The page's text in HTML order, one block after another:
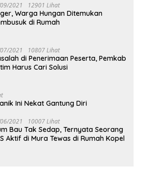
2021 12901 Lihat
Warga Hungan Ditemukan
di Rumah
2021 10807 Lihat
di Penerimaan Peserta, Pemkab
Harus Cari Solusi
Ini Nekat Gantung Diri
2021 10007 Lihat
Bau Tak Sedap, Ternyata Seorang
Aktif di Mura Tewas di Rumah Kopel